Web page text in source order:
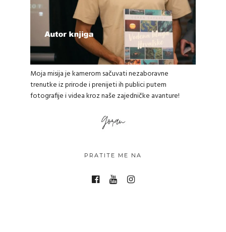
Moja misija je kamerom sačuvati nezaboravne
trenutke iz prirode i prenijeti ih publici putem
fotografije i videa kroz naše zajedničke avanture!
PRATITE ME NA